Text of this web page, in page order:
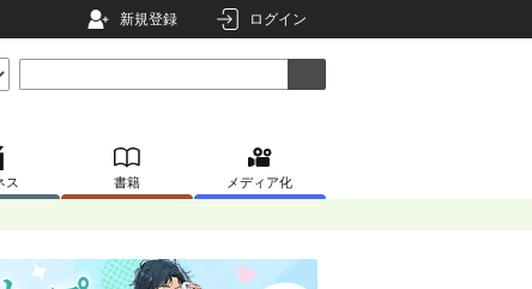
新規登録 ログイン
ス 書籍 メディア化